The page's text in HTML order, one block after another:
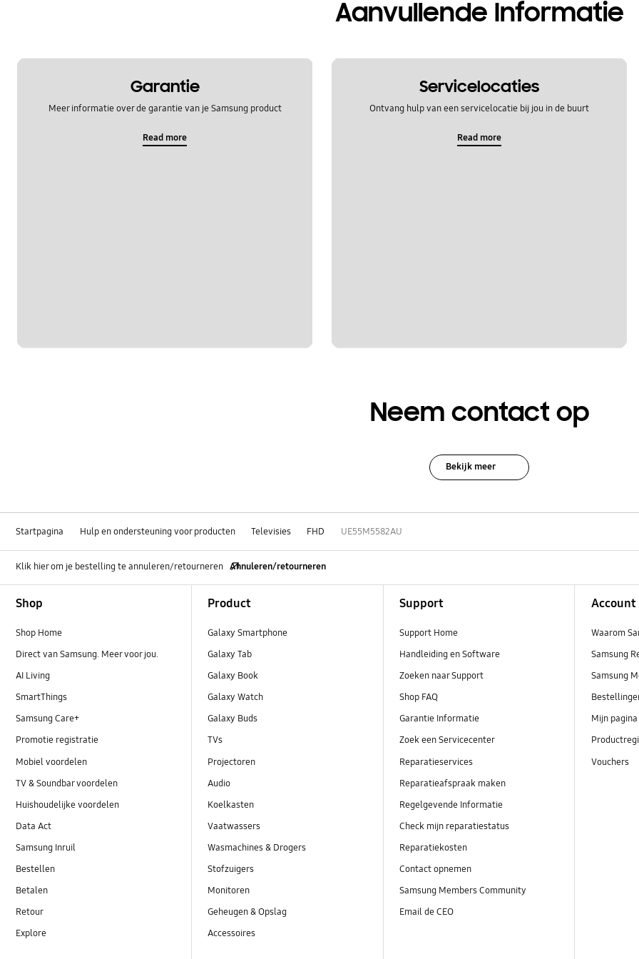
Aanvullende Informatie
Garantie
Meer informatie over de garantie van je Samsung product
Read more
Servicelocaties
Ontvang hulp van een servicelocatie bij jou in de buurt
Read more
Neem contact op
Bekijk meer
Startpagina Hulp en ondersteuning voor producten Televisies FHD UE55M5582AU
Klik hier om je bestelling te annuleren/retourneren Annuleren/retourneren
Shop
Shop Home
Direct van Samsung. Meer voor jou.
AI Living
SmartThings
Samsung Care+
Promotie registratie
Mobiel voordelen
TV & Soundbar voordelen
Huishoudelijke voordelen
Data Act
Samsung Inruil
Bestellen
Betalen
Retour
Explore
Product
Galaxy Smartphone
Galaxy Tab
Galaxy Book
Galaxy Watch
Galaxy Buds
TVs
Projectoren
Audio
Koelkasten
Vaatwassers
Wasmachines & Drogers
Stofzuigers
Monitoren
Geheugen & Opslag
Accessoires
Support
Support Home
Handleiding en Software
Zoeken naar Support
Shop FAQ
Garantie Informatie
Zoek een Servicecenter
Reparatieservices
Reparatieafspraak maken
Regelgevende Informatie
Check mijn reparatiestatus
Reparatiekosten
Contact opnemen
Samsung Members Community
Email de CEO
Account
Waarom
Samsung
Samsung
Mijn pagina
Vouchers